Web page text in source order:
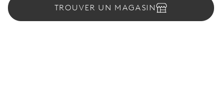
TROUVER UN MAGASIN